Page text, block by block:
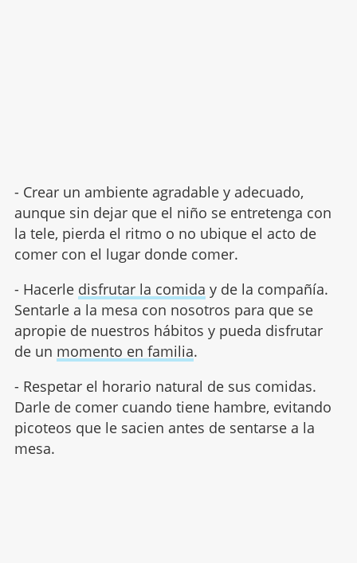
- Crear un ambiente agradable y adecuado,
aunque sin dejar que el niño se entretenga con
la tele, pierda el ritmo o no ubique el acto de
comer con el lugar donde comer.
- Hacerle disfrutar la comida y de la compañía.
Sentarle a la mesa con nosotros para que se
apropie de nuestros hábitos y pueda disfrutar
de un momento en familia.
- Respetar el horario natural de sus comidas.
Darle de comer cuando tiene hambre, evitando
picoteos que le sacien antes de sentarse a la
mesa.